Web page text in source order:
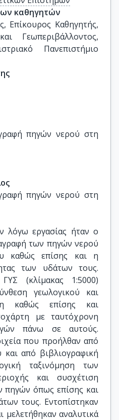
καθηγητών
Επίκουρος Καθηγητής,
Γεωπεριβάλλοντος,
Πανεπιστήμιο
πηγών νερού στη
πηγών νερού στη
λόγω εργασίας ήταν ο
των πηγών νερού
καθώς επίσης και η
των υδάτων τους.
(κλίμακας 1:5000)
γεωλογικού και
καθώς επίσης και
με ταυτόχρονη
πάνω σε αυτούς.
που προήλθαν από
από βιβλιογραφική
ταξινόμηση των
και συσχέτιση
όπως επίσης και
τους. Εντοπίστηκαν
αναλυτικά